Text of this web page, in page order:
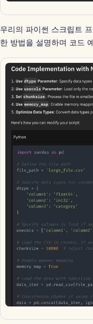
우리의 파이썬 스크립트
한 방법을 설명하며 코드